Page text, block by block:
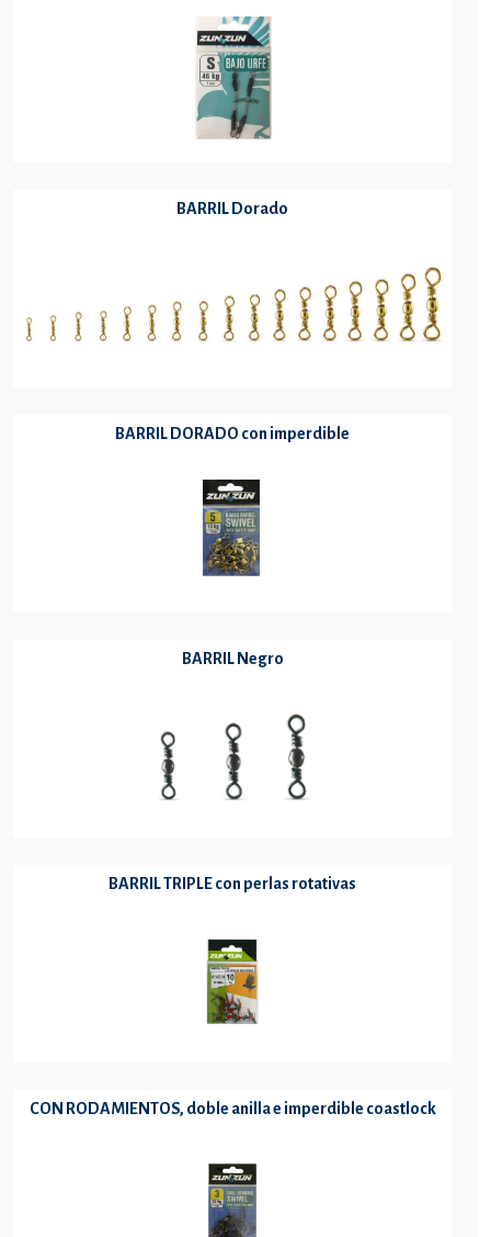
BARRIL Dorado
BARRIL DORADO con imperdible
BARRIL Negro
BARRIL TRIPLE con perlas rotativas
CON RODAMIENTOS, doble anilla e imperdible coastlock